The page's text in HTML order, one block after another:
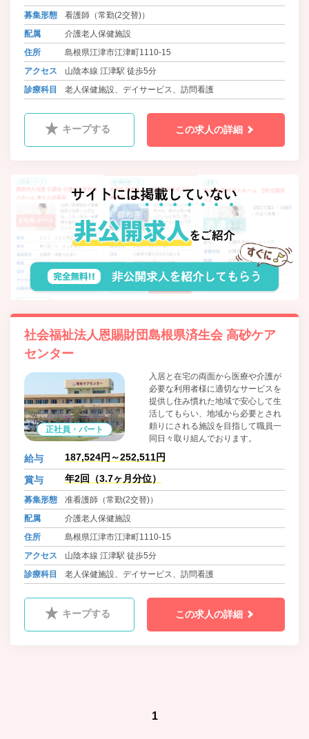
募集形態
看護師（常勤(2交替)）
配属
介護老人保健施設
住所
島根県江津市江津町1110-15
アクセス
山陰本線 江津駅 徒歩5分
診療科目
老人保健施設、デイサービス、訪問看護
キープする この求人の詳細
社会福祉法人恩賜財団島根県済生会 高砂ケア
センター
正社員・パート
入居と在宅の両面から医療や介護が
必要な利用者様に適切なサービスを
提供し住み慣れた地域で安心して生
活してもらい、地域から必要とされ
頼りにされる施設を目指して職員一
同日々取り組んでおります。
給与 187,524円～252,511円
賞与 年2回（3.7ヶ月分位）
募集形態
准看護師（常勤(2交替)）
配属
介護老人保健施設
住所
島根県江津市江津町1110-15
アクセス
山陰本線 江津駅 徒歩5分
診療科目
老人保健施設、デイサービス、訪問看護
キープする この求人の詳細
1